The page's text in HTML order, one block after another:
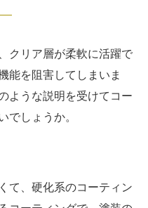
クリア層が柔軟に活躍で
能を阻害してしまいま
ような説明を受けてコー
でしょうか。
て、硬化系のコーティン